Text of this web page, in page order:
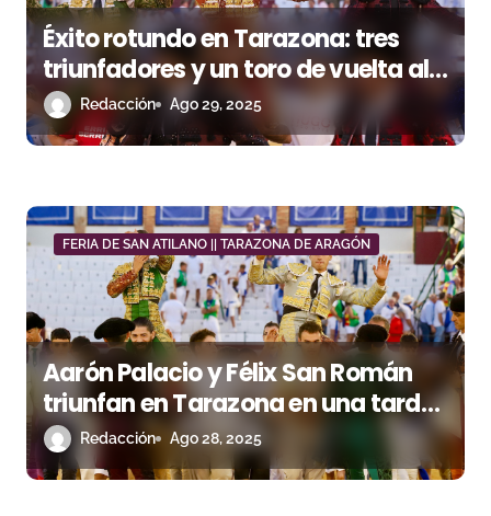
Éxito rotundo en Tarazona: tres
triunfadores y un toro de vuelta al
ruedoRedacción Ago 29, 2025
FERIA DE SAN ATILANO || TARAZONA DE ARAGÓN
Aarón Palacio y Félix San Román
triunfan en Tarazona en una tarde
de valor y entrega
Redacción Ago 28, 2025